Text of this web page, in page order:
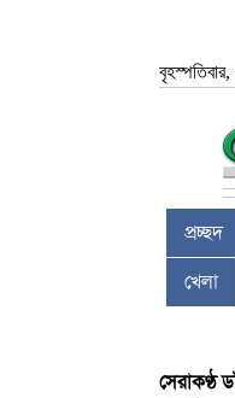
প্রচ্ছদ
খেলা
সেরাকণ্ঠ